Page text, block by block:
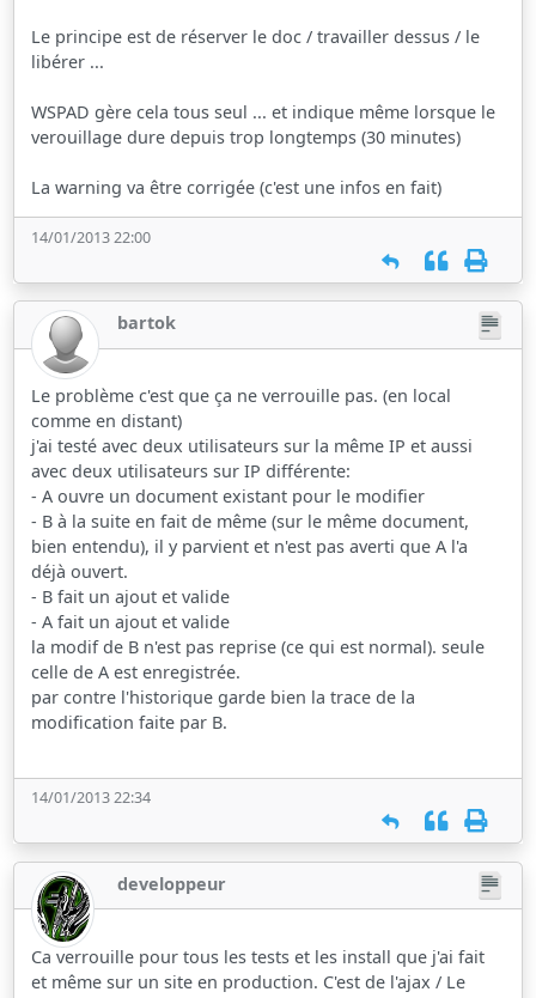
Le principe est de réserver le doc / travailler dessus / le
libérer ...
WSPAD gère cela tous seul ... et indique même lorsque le
verouillage dure depuis trop longtemps (30 minutes)
La warning va être corrigée (c'est une infos en fait)
14/01/2013 22:00
bartok
Le problème c'est que ça ne verrouille pas. (en local
comme en distant)
j'ai testé avec deux utilisateurs sur la même IP et aussi
avec deux utilisateurs sur IP différente:
- A ouvre un document existant pour le modifier
- B à la suite en fait de même (sur le même document,
bien entendu), il y parvient et n'est pas averti que A l'a
déjà ouvert.
- B fait un ajout et valide
- A fait un ajout et valide
la modif de B n'est pas reprise (ce qui est normal). seule
celle de A est enregistrée.
par contre l'historique garde bien la trace de la
modification faite par B.
14/01/2013 22:34
developpeur
Ca verrouille pour tous les tests et les install que j'ai fait
et même sur un site en production. C'est de l'ajax / Le